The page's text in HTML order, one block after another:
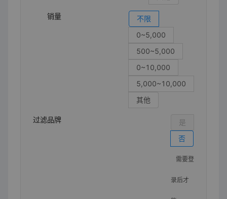
销量
不限
0~5,000
500~5,000
0~10,000
5,000~10,000
其他
过滤品牌
是
否
需要登
录后才